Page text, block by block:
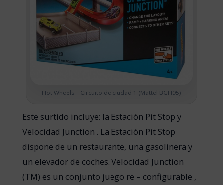
Hot Wheels – Circuito de ciudad 1 (Mattel BGH95)
Este surtido incluye: la Estación Pit Stop y
Velocidad Junction . La Estación Pit Stop
dispone de un restaurante, una gasolinera y
un elevador de coches. Velocidad Junction
(TM) es un conjunto juego re – configurable ,